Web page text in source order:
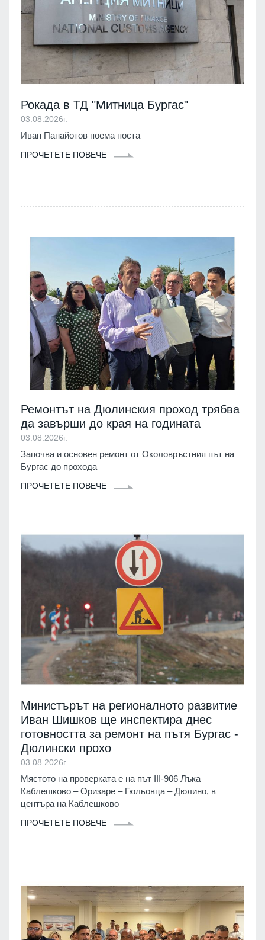
Рокада в ТД "Митница Бургас"
03.08.2026г.
Иван Панайотов поема поста
ПРОЧЕТЕТЕ ПОВЕЧЕ
Ремонтът на Дюлинския проход трябва
да завърши до края на годината
03.08.2026г.
Започва и основен ремонт от Околовръстния път на
Бургас до прохода
ПРОЧЕТЕТЕ ПОВЕЧЕ
Министърът на регионалното развитие
Иван Шишков ще инспектира днес
готовността за ремонт на пътя Бургас -
Дюлински прохо
03.08.2026г.
Мястото на проверката е на път III-906 Лъка –
Каблешково – Оризаре – Гюльовца – Дюлино, в
центъра на Каблешково
ПРОЧЕТЕТЕ ПОВЕЧЕ